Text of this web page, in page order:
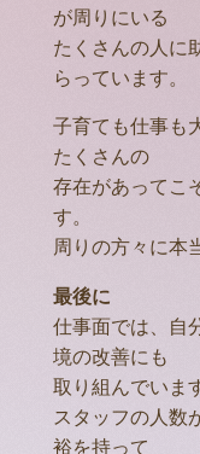
が周りにいる
たくさんの人に
らっています。
子育ても仕事も
たくさんの
存在があってこ
す。
周りの方々に本
最後に
仕事面では、自
境の改善にも
取り組んでいます
スタッフの人数
裕を持って